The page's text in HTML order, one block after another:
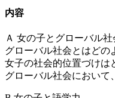
内容
Ａ 女の子とグローバル社
グローバル社会とはどの
女子の社会的位置づけは
グローバル社会において